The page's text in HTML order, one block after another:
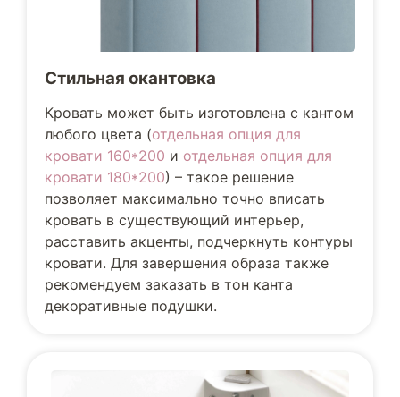
Стильная окантовка
Кровать может быть изготовлена с кантом
любого цвета (отдельная опция для
кровати 160*200 и отдельная опция для
кровати 180*200) – такое решение
позволяет максимально точно вписать
кровать в существующий интерьер,
расставить акценты, подчеркнуть контуры
кровати. Для завершения образа также
рекомендуем заказать в тон канта
декоративные подушки.